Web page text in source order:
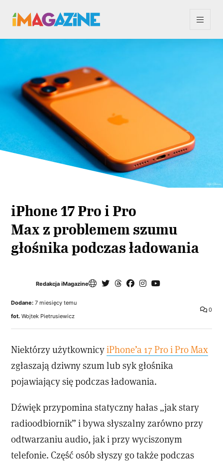
iPhone 17 Pro i Pro
Max z problemem szumu
głośnika podczas ładowania
Redakcja iMagazine
0
Dodane: 7 miesięcy temu
fot. Wojtek Pietrusiewicz
Niektórzy użytkownicyiPhone’a 17 Pro i Pro Max
zgłaszają dziwny szum lub syk głośnika
pojawiający się podczas ładowania.
Dźwięk przypomina statyczny hałas „jak stary
radioodbiornik” i bywa słyszalny zarówno przy
odtwarzaniu audio, jak i przy wyciszonym
telefonie. Część osób słyszy go także podczas